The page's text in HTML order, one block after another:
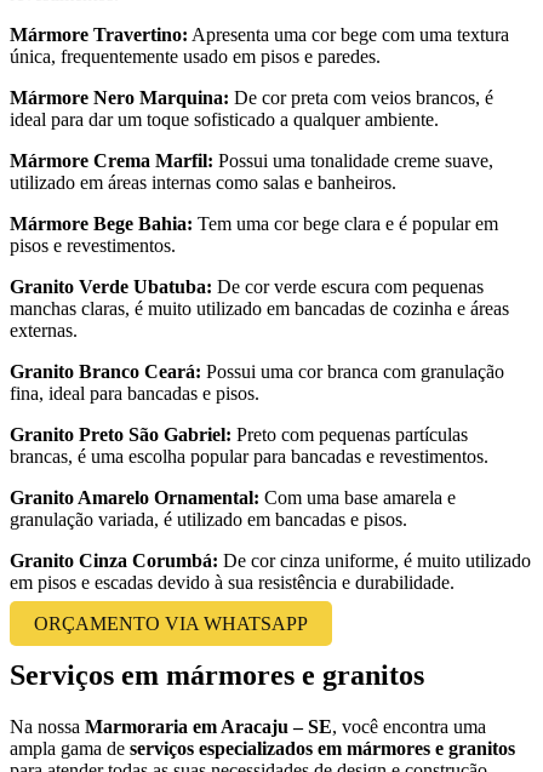
Mármore Travertino: Apresenta uma cor bege com uma textura
única, frequentemente usado em pisos e paredes.
Mármore Nero Marquina: De cor preta com veios brancos, é
ideal para dar um toque sofisticado a qualquer ambiente.
Mármore Crema Marfil: Possui uma tonalidade creme suave,
utilizado em áreas internas como salas e banheiros.
Mármore Bege Bahia: Tem uma cor bege clara e é popular em
pisos e revestimentos.
Granito Verde Ubatuba: De cor verde escura com pequenas
manchas claras, é muito utilizado em bancadas de cozinha e áreas
externas.
Granito Branco Ceará: Possui uma cor branca com granulação
fina, ideal para bancadas e pisos.
Granito Preto São Gabriel: Preto com pequenas partículas
brancas, é uma escolha popular para bancadas e revestimentos.
Granito Amarelo Ornamental: Com uma base amarela e
granulação variada, é utilizado em bancadas e pisos.
Granito Cinza Corumbá: De cor cinza uniforme, é muito utilizado
em pisos e escadas devido à sua resistência e durabilidade.
ORÇAMENTO VIA WHATSAPP
Serviços em mármores e granitos
Na nossa Marmoraria em Aracaju – SE, você encontra uma
ampla gama de serviços especializados em mármores e granitos